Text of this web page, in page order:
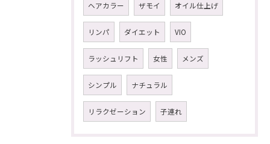
ヘアカラー ザモイ オイル仕上げ
リンパ ダイエット VIO
ラッシュリフト 女性 メンズ
シンプル ナチュラル
リラクゼーション 子連れ